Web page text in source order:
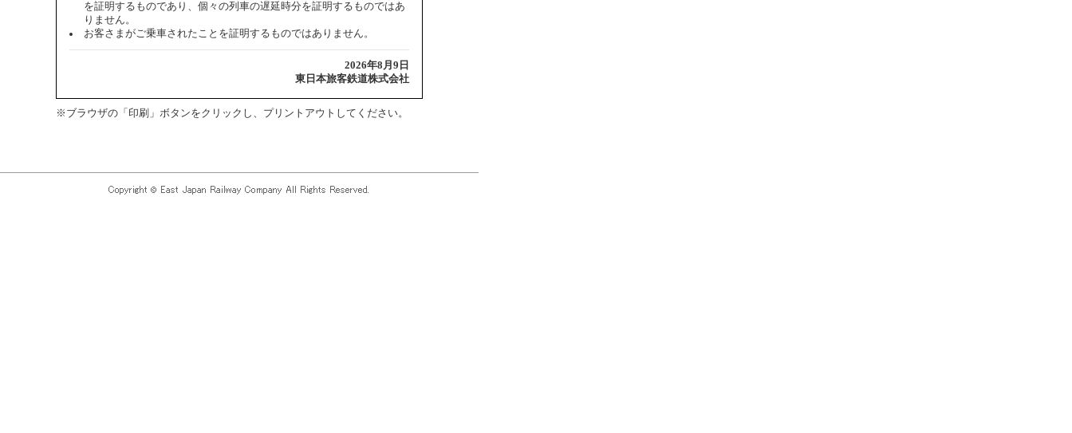
を証明するものであり、個々の列車の遅延時分を証明するものではあ
りません。
お客さまがご乗車されたことを証明するものではありません。
2026年8月9日
東日本旅客鉄道株式会社
※ブラウザの「印刷」ボタンをクリックし、プリントアウトしてください。